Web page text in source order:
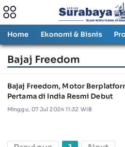
Home Ekonomi & Bisnis
Bajaj Freedom
Bajaj Freedom, Motor
Pertama di India Resmi Debut
Minggu, 07 Jul 2024 11:32 WIB